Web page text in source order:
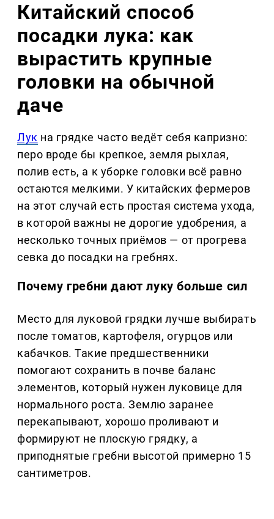
Китайский способ
посадки лука: как
вырастить крупные
головки на обычной
даче
Лук на грядке часто ведёт себя капризно:
перо вроде бы крепкое, земля рыхлая,
полив есть, а к уборке головки всё равно
остаются мелкими. У китайских фермеров
на этот случай есть простая система ухода,
в которой важны не дорогие удобрения, а
несколько точных приёмов — от прогрева
севка до посадки на гребнях.
Почему гребни дают луку больше сил
Место для луковой грядки лучше выбирать
после томатов, картофеля, огурцов или
кабачков. Такие предшественники
помогают сохранить в почве баланс
элементов, который нужен луковице для
нормального роста. Землю заранее
перекапывают, хорошо проливают и
формируют не плоскую грядку, а
приподнятые гребни высотой примерно 15
сантиметров.